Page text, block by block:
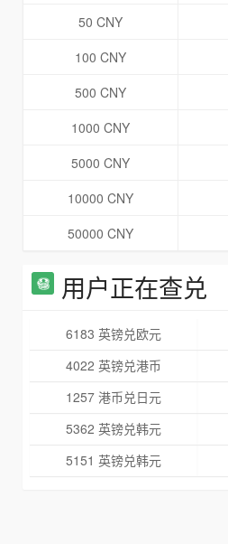
50 CNY
100 CNY
500 CNY
1000 CNY
5000 CNY
10000 CNY
50000 CNY
用户正在查兑
6183 英镑兑欧元
4022 英镑兑港币
1257 港币兑日元
5362 英镑兑韩元
5151 英镑兑韩元